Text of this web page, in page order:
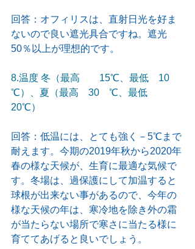
回答：オフィリスは、直射日光を好ま
ないので良い遮光具合ですね。遮光
50％以上が理想的です。
8.温度 冬（最高　　15℃、最低　10
℃）、夏（最高　30　℃、最低
20℃）
回答：低温には、とても強く－5℃まで
耐えます。今期の2019年秋から2020年
春の様な天候が、生育に最適な気候で
す。冬場は、過保護にして加温すると
球根が出来ない事があるので、今年の
様な天候の年は、寒冷地を除き外の霜
が当たらない場所で寒さに当たる様に
育ててあげると良いでしょう。